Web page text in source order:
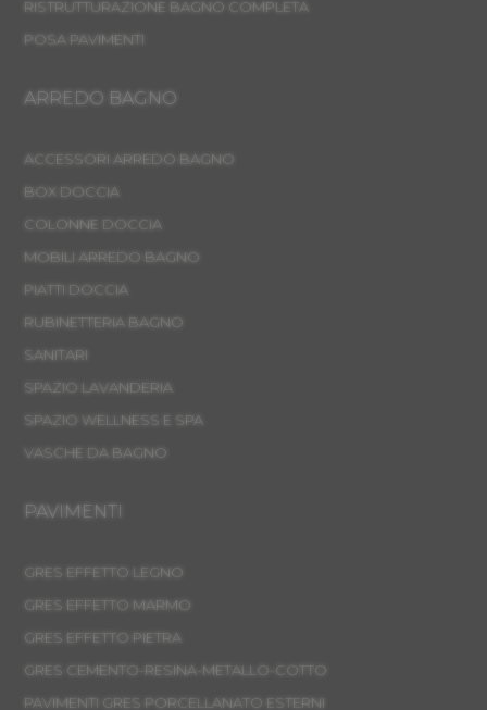
RISTRUTTURAZIONE BAGNO COMPLETA
POSA PAVIMENTI
ARREDO BAGNO
ACCESSORI ARREDO BAGNO
BOX DOCCIA
COLONNE DOCCIA
MOBILI ARREDO BAGNO
PIATTI DOCCIA
RUBINETTERIA BAGNO
SANITARI
SPAZIO LAVANDERIA
SPAZIO WELLNESS E SPA
VASCHE DA BAGNO
PAVIMENTI
GRES EFFETTO LEGNO
GRES EFFETTO MARMO
GRES EFFETTO PIETRA
GRES CEMENTO-RESINA-METALLO-COTTO
PAVIMENTI GRES PORCELLANATO ESTERNI